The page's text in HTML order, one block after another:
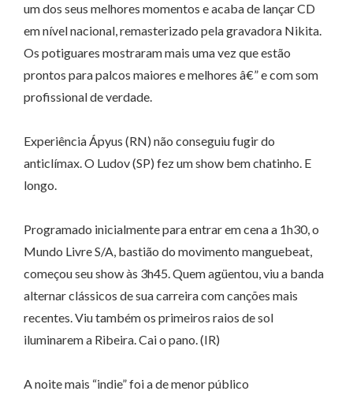
um dos seus melhores momentos e acaba de lançar CD
em nível nacional, remasterizado pela gravadora Nikita.
Os potiguares mostraram mais uma vez que estão
prontos para palcos maiores e melhores â€” e com som
profissional de verdade.
Experiência Ápyus (RN) não conseguiu fugir do
anticlímax. O Ludov (SP) fez um show bem chatinho. E
longo.
Programado inicialmente para entrar em cena a 1h30, o
Mundo Livre S/A, bastião do movimento manguebeat,
começou seu show às 3h45. Quem agüentou, viu a banda
alternar clássicos de sua carreira com canções mais
recentes. Viu também os primeiros raios de sol
iluminarem a Ribeira. Cai o pano. (IR)
A noite mais “indie” foi a de menor público